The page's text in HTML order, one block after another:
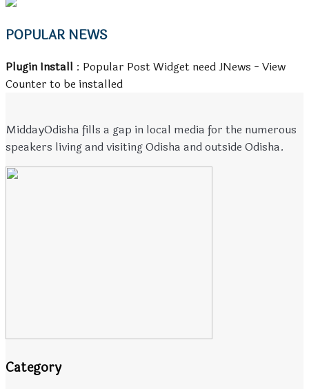
POPULAR NEWS
Plugin Install : Popular Post Widget need JNews - View
Counter to be installed
MiddayOdisha fills a gap in local media for the numerous
speakers living and visiting Odisha and outside Odisha.
Category